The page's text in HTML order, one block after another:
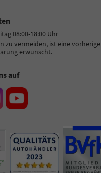
08:00-18:00 Uhr
zu vermeiden, ist eine vorherige
erwünscht.
auf